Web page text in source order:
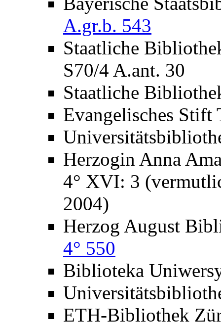
A.gr.b. 543
Staatliche
S70/4 A.ant. 30
Staatliche
Evangelisches
Herzogin Anna
4° XVI: 3
2004)
Herzog August
4° 550
Biblioteka
ETH-Bibliothek